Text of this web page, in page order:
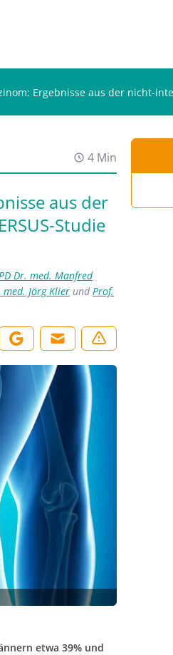
Ergebnisse aus der nicht-
4 Min
aus der
Studie
Dr. med. Manfred
med. Jörg Klier undProf.
etwa 39% und